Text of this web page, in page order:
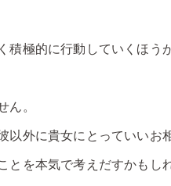
極的に行動していくほう
ん。
外に貴女にとっていいお
を本気で考えだすかもし